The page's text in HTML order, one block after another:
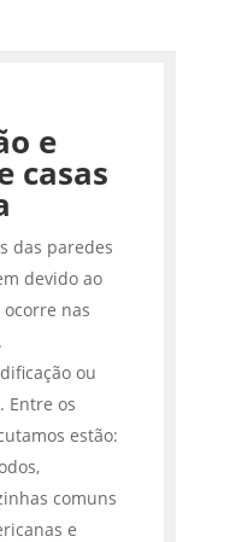
e
casas
das paredes
devido ao
nas
ou
Entre os
estão:
comuns
e